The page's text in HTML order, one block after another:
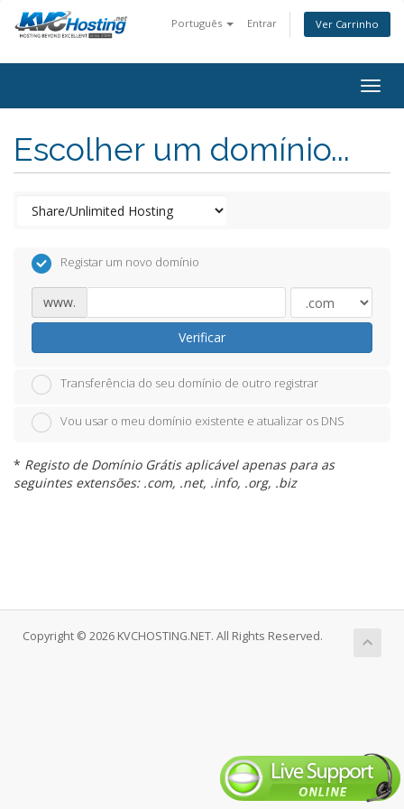
Português Entrar Ver Carrinho
Escolher um domínio...
Registar um novo domínio
www.
Verificar
Transferência do seu domínio de outro registrar
Vou usar o meu domínio existente e atualizar os DNS
* Registo de Domínio Grátis aplicável apenas para as
seguintes extensões: .com, .net, .info, .org, .biz
Copyright © 2026 KVCHOSTING.NET. All Rights Reserved.